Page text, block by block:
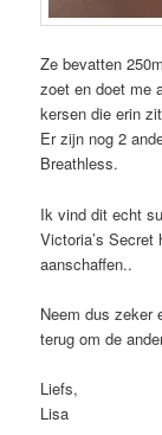
Ze bevatten
zoet en doet me
kersen die erin
Er zijn nog 2
Breathless.
Ik vind dit echt
Victoria’s Secret
aanschaffen..
Neem dus zeker
terug om de
Liefs,
Lisa